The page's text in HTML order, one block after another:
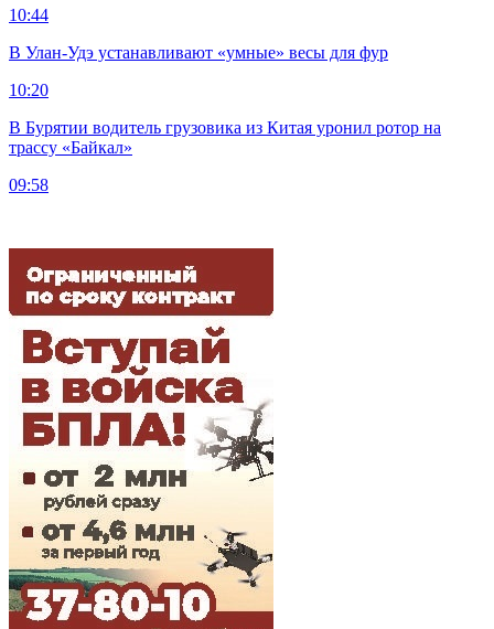
10:44
В Улан-Удэ устанавливают «умные» весы для фур
10:20
В Бурятии водитель грузовика из Китая уронил ротор на
трассу «Байкал»
09:58